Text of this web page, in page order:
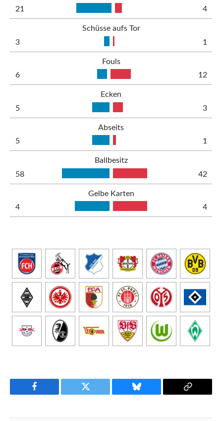
21
4
Schüsse aufs Tor
3
1
Fouls
6
12
Ecken
5
3
Abseits
5
1
Ballbesitz
58
42
Gelbe Karten
4
4
Facebook Twitter Bluesky
Copy